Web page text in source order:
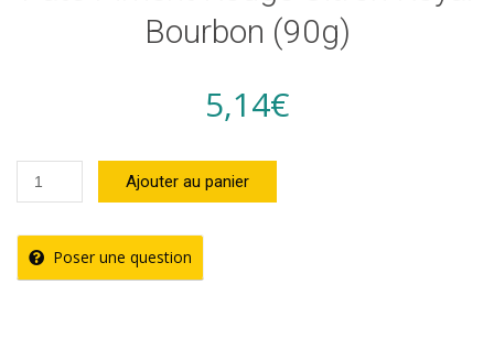
Bourbon (90g)
5,14€
quantité
de
Pâte
Piment
Ajouter au panier
Poser une question